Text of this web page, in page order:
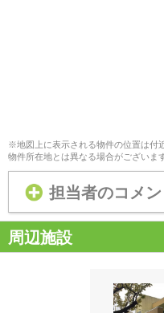
※地図上に表示される物件の位置は付
物件所在地とは異なる場合がございます
担当者のコメン
周辺施設